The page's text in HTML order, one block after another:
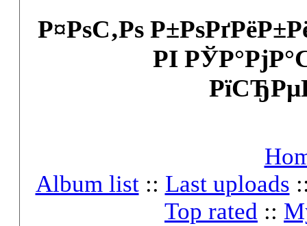
Р¤РѕС‚Рѕ
РІ
Album list:: Last uploads
Top rated ::